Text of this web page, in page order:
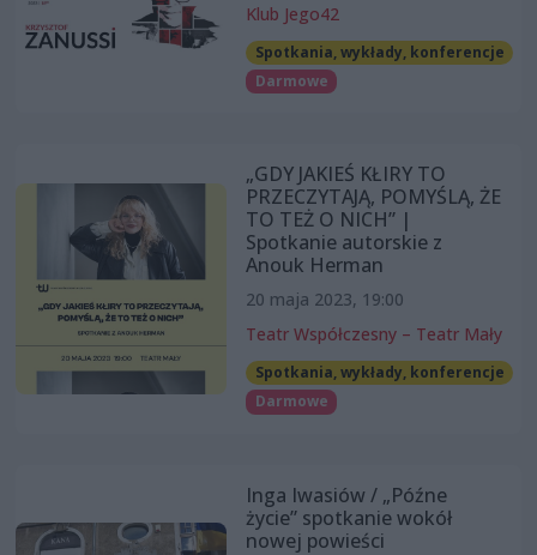
Klub Jego42
Spotkania, wykłady, konferencje
Darmowe
„GDY JAKIEŚ KŁIRY TO
PRZECZYTAJĄ, POMYŚLĄ, ŻE
TO TEŻ O NICH” |
Spotkanie autorskie z
Anouk Herman
20 maja 2023, 19:00
Teatr Współczesny – Teatr Mały
Spotkania, wykłady, konferencje
Darmowe
Inga Iwasiów / „Późne
życie” spotkanie wokół
nowej powieści